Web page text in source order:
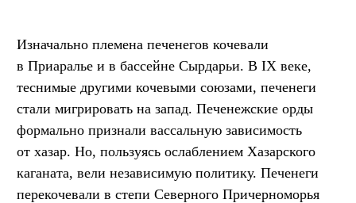
Изначально племена печенегов кочевали
в Приаралье и в бассейне Сырдарьи. В IX веке,
теснимые другими кочевыми союзами, печенеги
стали мигрировать на запад. Печенежские орды
формально признали вассальную зависимость
от хазар. Но, пользуясь ослаблением Хазарского
каганата, вели независимую политику. Печенеги
перекочевали в степи Северного Причерноморья